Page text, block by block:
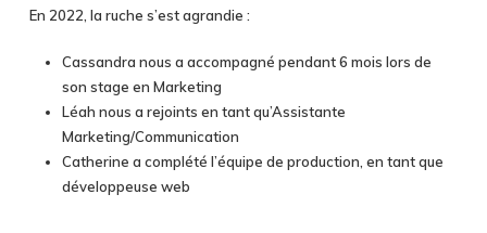
En 2022, la ruche s’est agrandie :
Cassandra nous a accompagné pendant 6 mois lors de
son stage en Marketing
Léah nous a rejoints en tant qu’Assistante
Marketing/Communication
Catherine a complété l’équipe de production, en tant que
développeuse web